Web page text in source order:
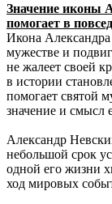
Значение иконы
помогает в
Икона
мужестве и
не жалеет своей
в истории
помогает святой
значение и смысл
Александр
небольшой срок
одной его жизни
ход мировых